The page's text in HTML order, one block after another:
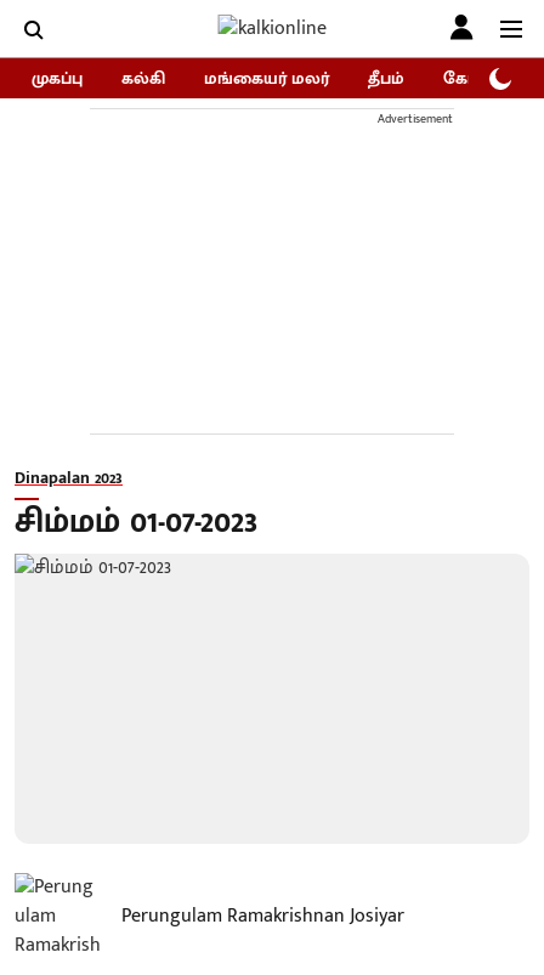
முகப்பு கல்கி மங்கையர் மலர் தீபம் கோகுலம்/
Advertisement
Dinapalan 2023
சிம்மம் 01-07-2023
Perungulam Ramakrishnan Josiyar